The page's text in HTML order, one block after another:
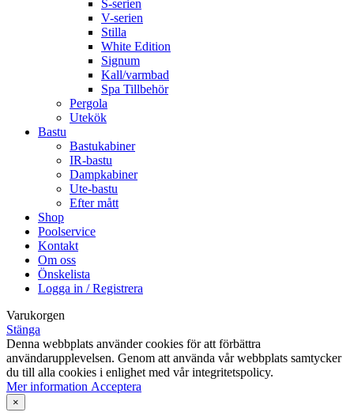
S-serien
V-serien
Stilla
White Edition
Signum
Kall/varmbad
Spa Tillbehör
Pergola
Utekök
Bastu
Bastukabiner
IR-bastu
Dampkabiner
Ute-bastu
Efter mått
Shop
Poolservice
Kontakt
Om oss
Önskelista
Logga in / Registrera
Varukorgen
Stänga
Denna webbplats använder cookies för att förbättra
användarupplevelsen. Genom att använda vår webbplats samtycker
du till alla cookies i enlighet med vår integritetspolicy.
Mer information Mer
Acceptera
×